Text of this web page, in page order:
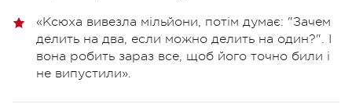
«Ксюха вивезла мільйони, потім думає: "Зачем
делить на два, если можно делить на один?". І
вона робить зараз все, щоб його точно били і
не випустили».